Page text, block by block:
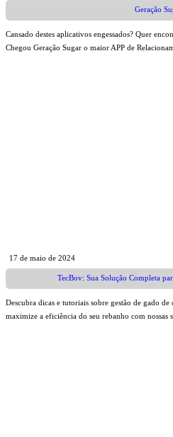
Geração
Cansado destes aplicativos engessados? Quer
Chegou Geração Sugar o maior APP de
17 de maio de 2024
TecBov: Sua Solução Completa
Descubra dicas e tutoriais sobre gestão de gado
maximize a eficiência do seu rebanho com nossas